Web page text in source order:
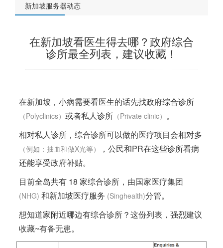
新加坡服务器动态
在新加坡看医生得去哪？政府综合
诊所最全列表，建议收藏！
在新加坡 ，小病需要看医生的话先找政府综合诊所
（Polyclinics） 或者私人诊所 （Private clinic） 。
相对私人诊所，综合诊所可以做的医疗项目会相对多
（例如：抽血和做X光等）
，公民和PR在这些诊所看病
还能享受政府补贴。
目前全岛共有 18 家综合诊所，由国家医疗集团
(NHG) 和新加坡医疗服务 (Singhealth)分管。
想知道家附近哪边有综合诊所？这份列表，强烈建议
收藏~有备无患。